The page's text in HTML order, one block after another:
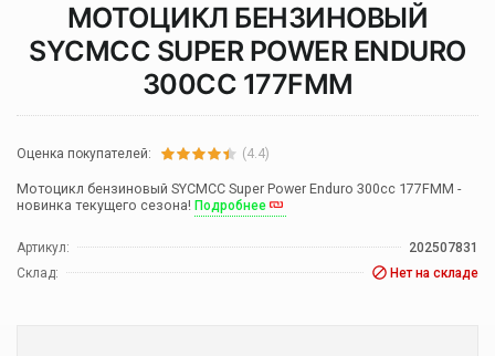
МОТОЦИКЛ БЕНЗИНОВЫЙ
SYCMCC SUPER POWER ENDURO
300CC 177FMM
Оценка покупателей: (4.4)
Мотоцикл бензиновый SYCMCC Super Power Enduro 300cc 177FMM -
новинка текущего сезона! Подробнее
Артикул:
202507831
Склад:
Нет на складе